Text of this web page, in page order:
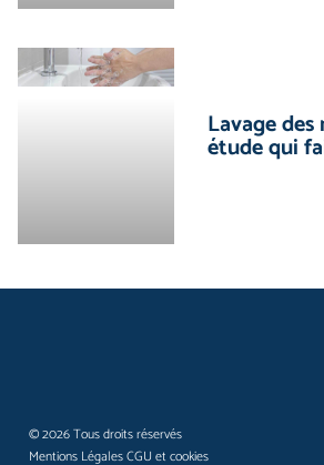
Lavage des
étude qui
© 2026 Tous droits réservés
Mentions Légales CGU et cookies